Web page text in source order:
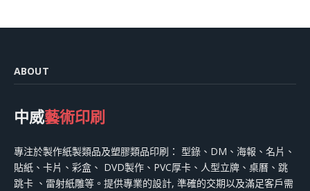
ABOUT
中威藝術印刷
專注於製作紙製類品及塑膠類品印刷： 型錄、DM、海報、名片、
貼紙、卡片、彩盒、 DVD製作、PVC厚卡、人型立牌、桌曆、跳
跳卡 、雷射紙雕等。提供專業的設計, 準確的交期以及滿足客戶需